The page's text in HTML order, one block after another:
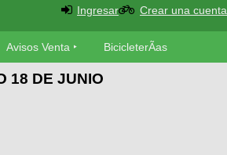
Ingresar Crear una cuenta
Avisos Venta BicicleterÃ­as
18 DE JUNIO